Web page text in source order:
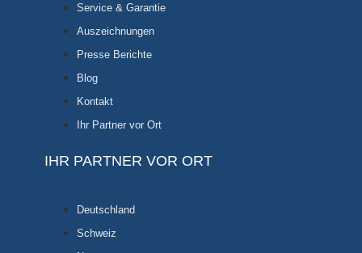
Service & Garantie
Auszeichnungen
Presse Berichte
Blog
Kontakt
Ihr Partner vor Ort
IHR PARTNER VOR ORT
Deutschland
Schweiz